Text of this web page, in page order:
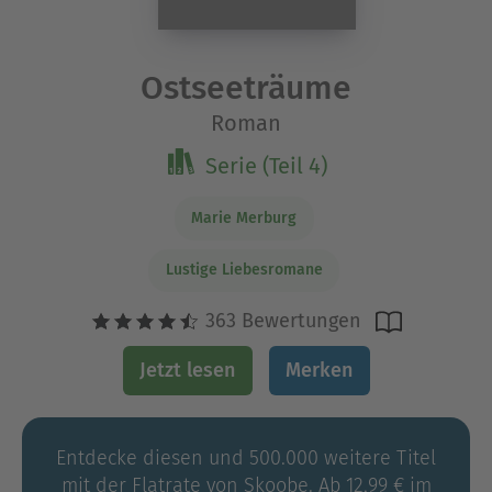
Ostseeträume
Roman
Serie (Teil 4)
Marie Merburg
Lustige Liebesromane
363 Bewertungen
Jetzt lesen Merken
Entdecke diesen und 500.000 weitere Titel
mit der Flatrate von Skoobe. Ab 12,99 € im